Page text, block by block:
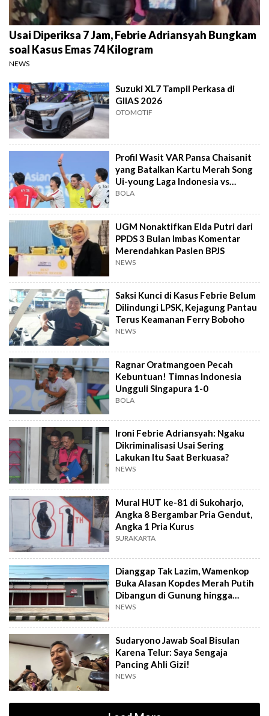
Usai Diperiksa 7 Jam, Febrie Adriansyah Bungkam
soal Kasus Emas 74 Kilogram
NEWS
Suzuki XL7 Tampil Perkasa di
GIIAS 2026
OTOMOTIF
Profil Wasit VAR Pansa Chaisanit
yang Batalkan Kartu Merah Song
Ui-young Laga Indonesia vs
Singapura
BOLA
UGM Nonaktifkan Elda Putri dari
PPDS 3 Bulan Imbas Komentar
Merendahkan Pasien BPJS
NEWS
Saksi Kunci di Kasus Febrie Belum
Dilindungi LPSK, Kejagung Pantau
Terus Keamanan Ferry Boboho
NEWS
Ragnar Oratmangoen Pecah
Kebuntuan! Timnas Indonesia
Ungguli Singapura 1-0
BOLA
Ironi Febrie Adriansyah: Ngaku
Dikriminalisasi Usai Sering
Lakukan Itu Saat Berkuasa?
NEWS
Mural HUT ke-81 di Sukoharjo,
Angka 8 Bergambar Pria Gendut,
Angka 1 Pria Kurus
SURAKARTA
Dianggap Tak Lazim, Wamenkop
Buka Alasan Kopdes Merah Putih
Dibangun di Gunung hingga
Dekat TPA
NEWS
Sudaryono Jawab Soal Bisulan
Karena Telur: Saya Sengaja
Pancing Ahli Gizi!
NEWS